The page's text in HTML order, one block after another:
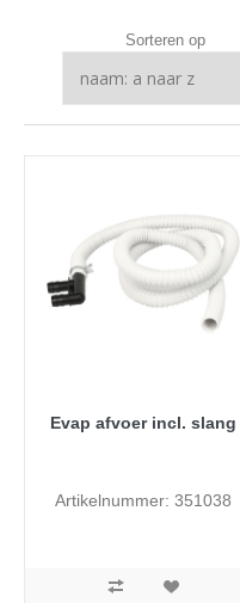
Sorteren op
Evap afvoer incl. slang
Artikelnummer: 351038